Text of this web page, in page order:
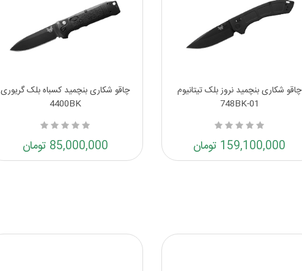
چاقو شکاری بنچمید کسباه بلک گریوری
4400BK
85,000,000 تومان
چاقو شکاری بنچمید نروز بلک تیتانیوم
748BK-01
159,100,000 تومان